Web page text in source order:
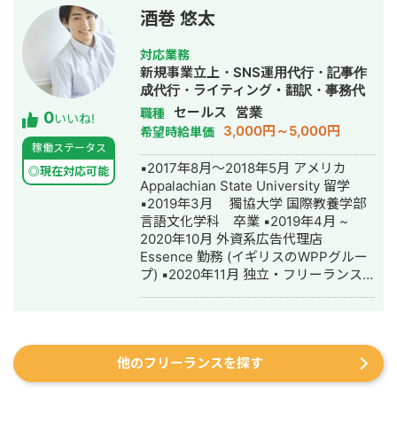
ました。お客様の9割がデザイナーとい
うこともあり、作る側に回りたいと思
い、その後デザイナーに転身。 デザイ
ン事務所では主に医療機器や重工業メ
ーカー、製薬会社のパンフレット、ま
た弁護士事務所のポスターなど、比較
的堅めの仕事を担当していました。そ
の後勤めたコンカフェでは一転して
POPなデザイン。ですがこちらの方が
自分の得意分野です。 秋葉原の街角で
よくメイドが配ってるフライヤーやメ
イドのDVDパッケージデザイン、チェ
キのセレクト、人生相談、たまにキッ
チンに立ちお酒を作ったり… 期間は短
かったですが貴重な経験でした。 その
後はカラオケメーカーにて主にメルマ
ガのクーポン画像や注文リモコンのグ
ーブック、動画制作やSNSの立ち上げ
から運営まで、幅広く携わりました。
並行してフリーの案件としてはミュー
0いいね!
稼働ステータス
◎現在対応可能
酒巻 悠太
対応業務
新規事業立上・SNS運用代行・記事作
成代行・ライティング・翻訳・事務代
行・動画制作・動画編集・営業代行
職種 セールス 営業
希望時給単価 3,000円～5,000円
▪️2017年8月〜2018年5月 アメリカ
Appalachian State University 留学
▪️2019年3月 獨協大学 国際教養学部
言語文化学科 卒業 ▪️2019年4月 ~
2020年10月 外資系広告代理店
Essence 勤務 (イギリスのWPPグルー
プ) ▪️2020年11月 独立・フリーランス
告品質チェック ▪️2021年5月〜2023年
8月 - 個別指導塾を買収→経営→売却 -
ジムまとめサイトの営業〜サイト制作
他のフリーランスを探す